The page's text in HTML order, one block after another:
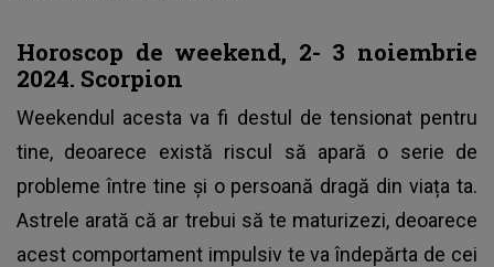
Horoscop de weekend, 2- 3 noiembrie
2024. Scorpion
Weekendul acesta va fi destul de tensionat pentru
tine, deoarece există riscul să apară o serie de
probleme între tine și o persoană dragă din viața ta.
Astrele arată că ar trebui să te maturizezi, deoarece
acest comportament impulsiv te va îndepărta de cei